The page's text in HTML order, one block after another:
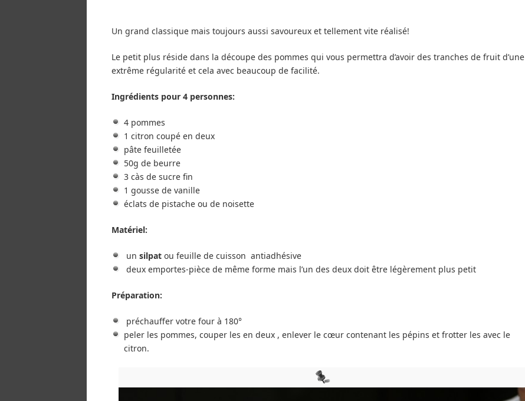
Un grand classique mais toujours aussi savoureux et tellement vite réalisé!
Le petit plus réside dans la découpe des pommes qui vous permettra d’avoir des tranches de fruit d’une
extrême régularité et cela avec beaucoup de facilité.
Ingrédients pour 4 personnes:
4 pommes
1 citron coupé en deux
pâte feuilletée
50g de beurre
3 càs de sucre fin
1 gousse de vanille
éclats de pistache ou de noisette
Matériel:
un silpat ou feuille de cuisson antiadhésive
deux emportes-pièce de même forme mais l’un des deux doit être légèrement plus petit
Préparation:
préchauffer votre four à 180°
peler les pommes, couper les en deux , enlever le cœur contenant les pépins et frotter les avec le
citron.